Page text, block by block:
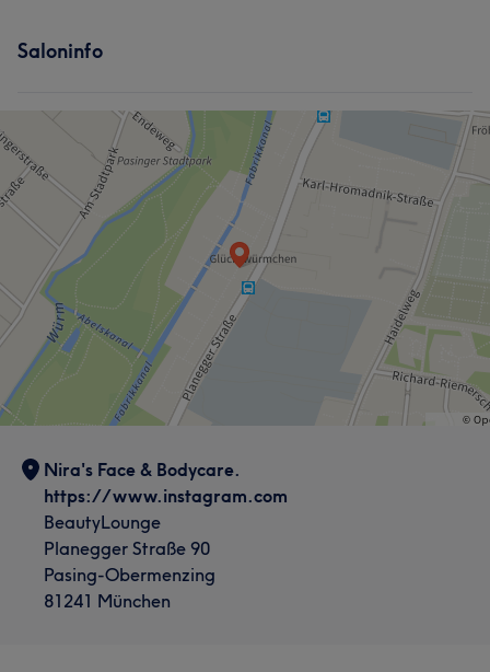
Saloninfo
Nira's Face & Bodycare.
https://www.instagram.com
BeautyLounge
Planegger Straße 90
Pasing-Obermenzing
81241 München